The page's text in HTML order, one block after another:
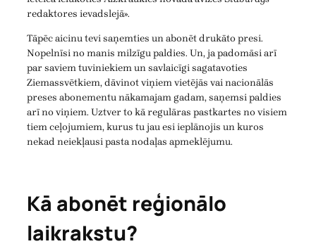
redaktores ievadslejā».
Tāpēc aicinu tevi saņemties un abonēt drukāto presi.
Nopelnīsi no manis milzīgu paldies. Un, ja padomāsi arī
par saviem tuviniekiem un savlaicīgi sagatavoties
Ziemassvētkiem, dāvinot viņiem vietējās vai nacionālās
preses abonementu nākamajam gadam, saņemsi paldies
arī no viņiem. Uztver to kā regulāras pastkartes no visiem
tiem ceļojumiem, kurus tu jau esi ieplānojis un kuros
nekad neiekļausi pasta nodaļas apmeklējumu.
Kā abonēt reģionālo
laikrakstu?